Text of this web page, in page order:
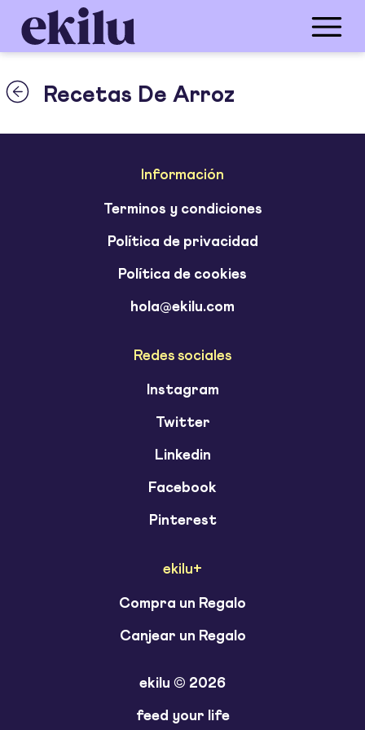
Recetas De Arroz
Información
Terminos y condiciones
Política de privacidad
Política de cookies
hola@ekilu.com
Redes sociales
Instagram
Twitter
Linkedin
Facebook
Pinterest
ekilu+
Compra un Regalo
Canjear un Regalo
ekilu © 2026
feed your life